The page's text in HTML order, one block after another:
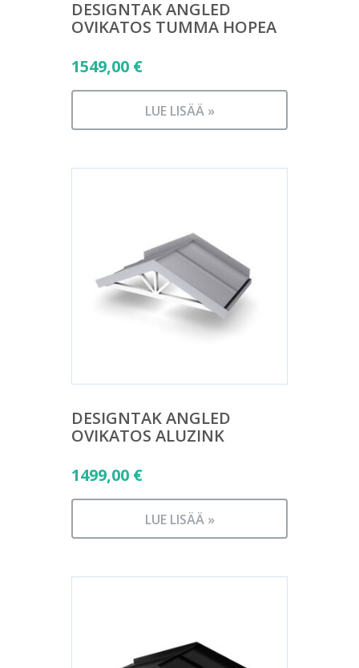
DESIGNTAK ANGLED
OVIKATOS TUMMA HOPEA
1549,00 €
LUE LISÄÄ »
DESIGNTAK ANGLED
OVIKATOS ALUZINK
1499,00 €
LUE LISÄÄ »